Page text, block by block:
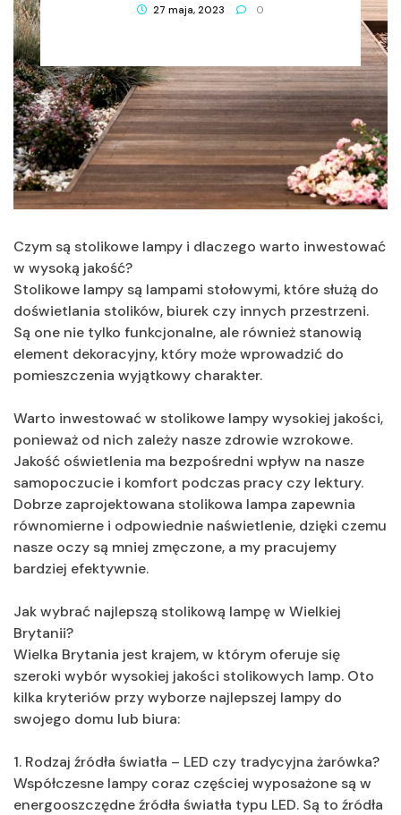
27 maja, 2023 0
Czym są stolikowe lampy i dlaczego warto inwestować
w wysoką jakość?
Stolikowe lampy są lampami stołowymi, które służą do
doświetlania stolików, biurek czy innych przestrzeni.
Są one nie tylko funkcjonalne, ale również stanowią
element dekoracyjny, który może wprowadzić do
pomieszczenia wyjątkowy charakter.
Warto inwestować w stolikowe lampy wysokiej jakości,
ponieważ od nich zależy nasze zdrowie wzrokowe.
Jakość oświetlenia ma bezpośredni wpływ na nasze
samopoczucie i komfort podczas pracy czy lektury.
Dobrze zaprojektowana stolikowa lampa zapewnia
równomierne i odpowiednie naświetlenie, dzięki czemu
nasze oczy są mniej zmęczone, a my pracujemy
bardziej efektywnie.
Jak wybrać najlepszą stolikową lampę w Wielkiej
Brytanii?
Wielka Brytania jest krajem, w którym oferuje się
szeroki wybór wysokiej jakości stolikowych lamp. Oto
kilka kryteriów przy wyborze najlepszej lampy do
swojego domu lub biura:
1. Rodzaj źródła światła – LED czy tradycyjna żarówka?
Współczesne lampy coraz częściej wyposażone są w
energooszczędne źródła światła typu LED. Są to źródła